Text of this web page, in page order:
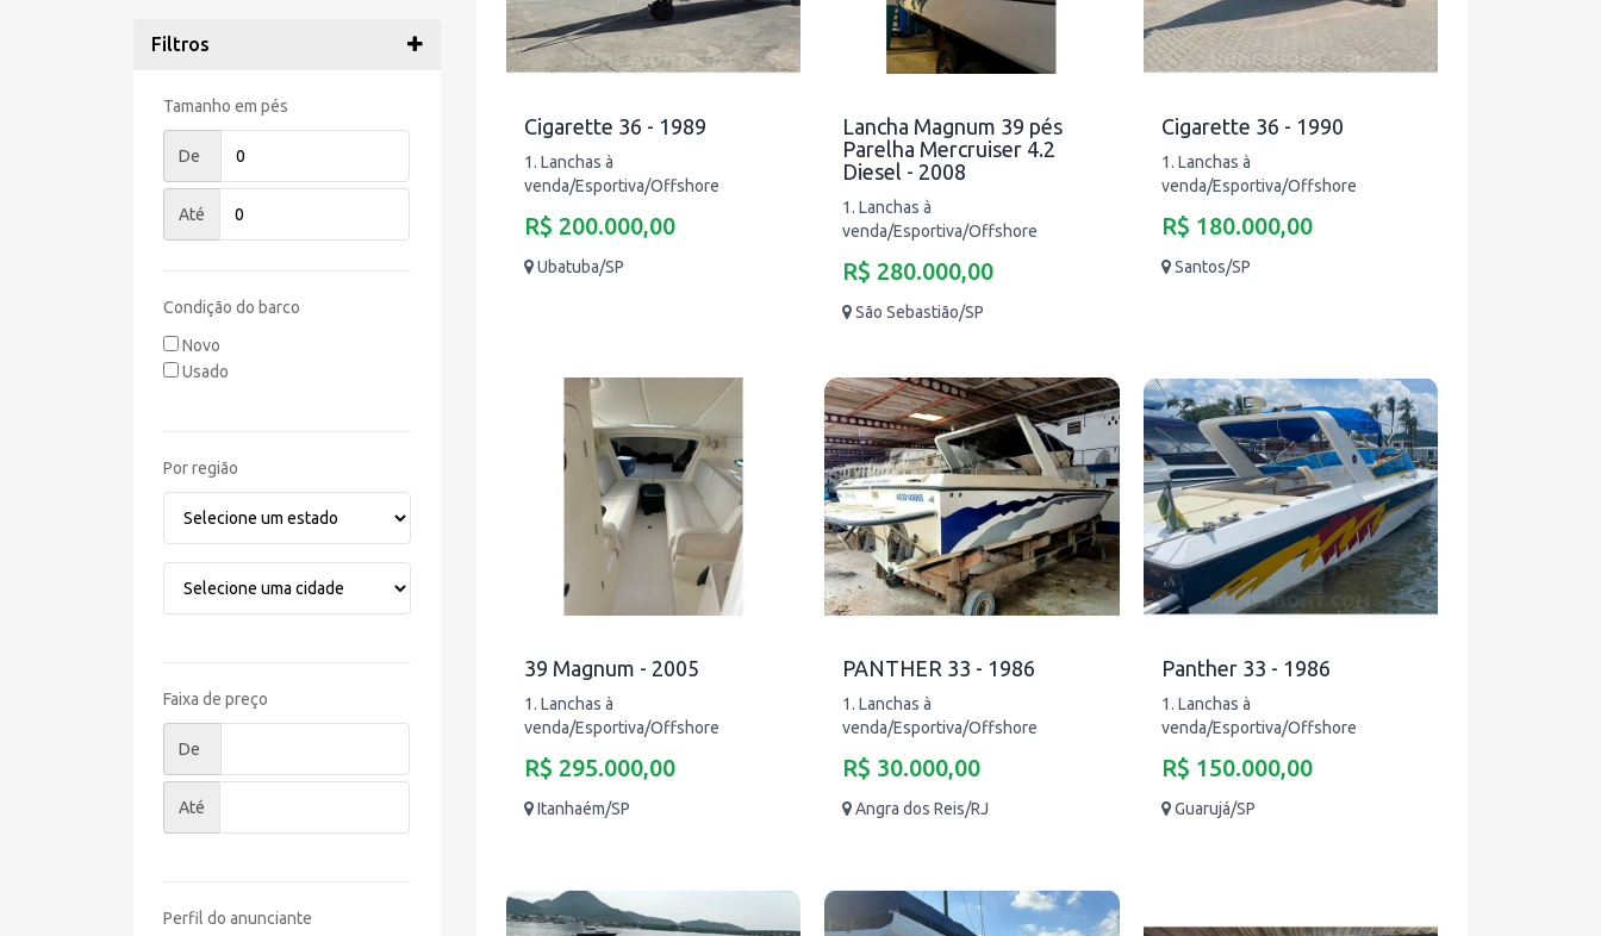
Filtros
Tamanho em pés
De
Até
Condição do barco
Novo
Usado
Por região
Faixa de preço
De
Até
Perfil do anunciante
Cigarette 36 - 1989
1. Lanchas à
venda/Esportiva/Offshore
R$ 200.000,00
Ubatuba/SP
Lancha Magnum 39 pés
Parelha Mercruiser 4.2
Diesel - 2008
1. Lanchas à
venda/Esportiva/Offshore
R$ 280.000,00
São Sebastião/SP
Cigarette 36 - 1990
1. Lanchas à
venda/Esportiva/Offshore
R$ 180.000,00
Santos/SP
39 Magnum - 2005
1. Lanchas à
venda/Esportiva/Offshore
R$ 295.000,00
Itanhaém/SP
PANTHER 33 - 1986
1. Lanchas à
venda/Esportiva/Offshore
R$ 30.000,00
Angra dos Reis/RJ
Panther 33 - 1986
1. Lanchas à
venda/Esportiva/Offshore
R$ 150.000,00
Guarujá/SP